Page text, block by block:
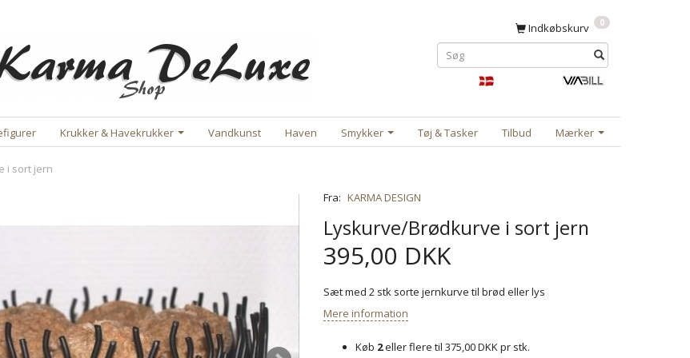
Indkøbskurv 0
Krukker & Havekrukker Vandkunst Haven Smykker Tøj & Tasker Tilbud Mærker
i sort jern
Fra: KARMA DESIGN
Lyskurve/Brødkurve i sort jern
395,00 DKK
Sæt med 2 stk sorte jernkurve til brød eller lys
Mere information
Køb 2eller flere til375,00 DKKpr stk.